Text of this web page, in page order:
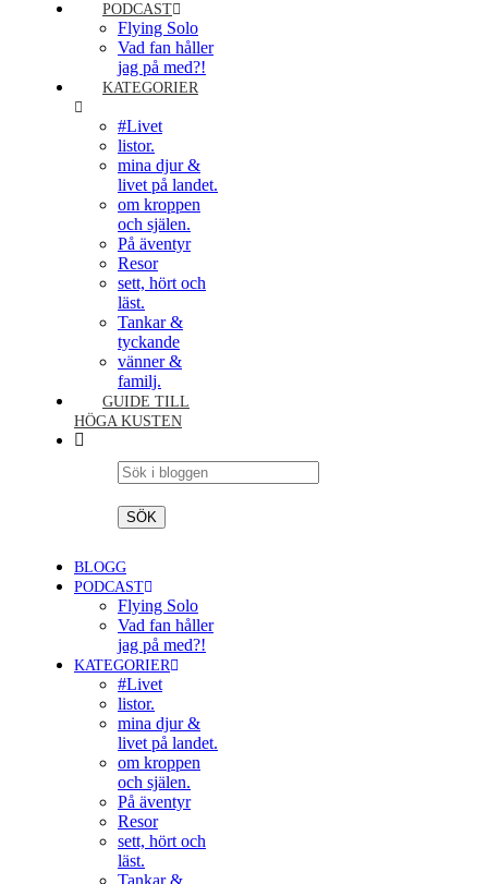
PODCAST
Flying Solo
Vad fan håller
jag på med?!
KATEGORIER
#Livet
listor.
mina djur &
livet på landet.
om kroppen
och själen.
På äventyr
Resor
sett, hört och
läst.
Tankar &
tyckande
vänner &
familj.
GUIDE TILL
HÖGA KUSTEN
BLOGG
PODCAST
Flying Solo
Vad fan håller
jag på med?!
KATEGORIER
#Livet
listor.
mina djur &
livet på landet.
om kroppen
och själen.
På äventyr
Resor
sett, hört och
läst.
Tankar &